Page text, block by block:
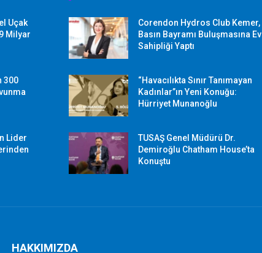
Uçak
Milyar
300
Lider
Corendon Hydros Club Kemer,
Basın Bayramı Buluşmasına Ev
Sahipliği Yaptı
“Havacılıkta Sınır Tanımayan
Kadınlar”ın Yeni Konuğu:
Hürriyet Munanoğlu
TUSAŞ Genel Müdürü Dr.
Demiroğlu Chatham House’ta
Konuştu
HAKKIMIZDA